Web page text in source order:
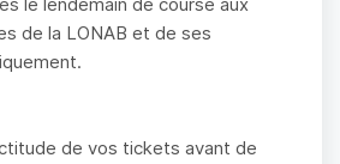
le lendemain de course aux
de la LONAB et de ses
de vos tickets avant de